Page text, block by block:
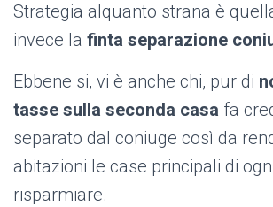
Strategia alquanto strana è
invece la finta separazione
Ebbene si, vi è anche chi, pur di
tasse sulla seconda casa fa
separato dal coniuge così da
abitazioni le case principali di
risparmiare.